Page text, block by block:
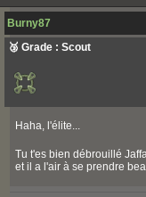
Burny87
🥉 Grade : Scout
Haha, l'élite...
Tu t'es bien débrouillé
et il a l'air à se prendre